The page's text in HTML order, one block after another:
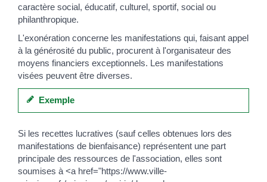
caractère social, éducatif, culturel, sportif, social ou
philanthropique.
L'exonération concerne les manifestations qui, faisant appel
à la générosité du public, procurent à l'organisateur des
moyens financiers exceptionnels. Les manifestations
visées peuvent être diverses.
Exemple
Si les recettes lucratives (sauf celles obtenues lors des
manifestations de bienfaisance) représentent une part
principale des ressources de l'association, elles sont
soumises à <a href="https://www.ville-